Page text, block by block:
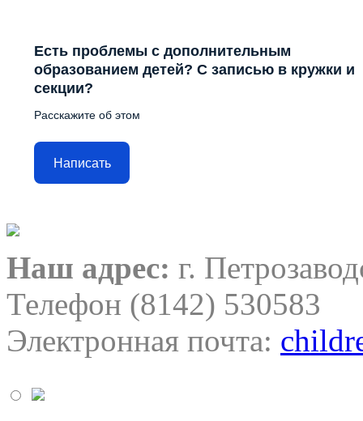
Есть проблемы с дополнительным
образованием детей? С записью в кружки и
секции?
Расскажите об этом
Написать
Наш адрес: г.
Телефон (8142) 530583
Электронная почта: